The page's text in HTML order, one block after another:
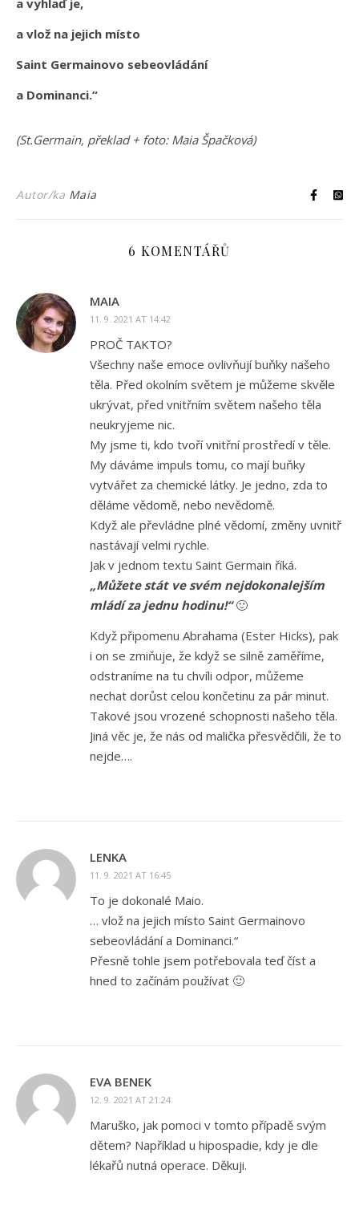
a vyhlaď je,
a vlož na jejich místo
Saint Germainovo sebeovládání
a Dominanci.“
(St.Germain, překlad + foto: Maia Špačková)
Autor/ka Maia
6 KOMENTÁŘŮ
MAIA
11. 9. 2021 AT 14:42
PROČ TAKTO?
Všechny naše emoce ovlivňují buňky našeho
těla. Před okolním světem je můžeme skvěle
ukrývat, před vnitřním světem našeho těla
neukryjeme nic.
My jsme ti, kdo tvoří vnitřní prostředí v těle.
My dáváme impuls tomu, co mají buňky
vytvářet za chemické látky. Je jedno, zda to
děláme vědomě, nebo nevědomě.
Když ale převládne plné vědomí, změny uvnitř
nastávají velmi rychle.
Jak v jednom textu Saint Germain říká.
„Můžete stát ve svém nejdokonalejším
mládí za jednu hodinu!“ 🙂
Když připomenu Abrahama (Ester Hicks), pak
i on se zmiňuje, že když se silně zaměříme,
odstraníme na tu chvíli odpor, můžeme
nechat dorůst celou končetinu za pár minut.
Takové jsou vrozené schopnosti našeho těla.
Jiná věc je, že nás od malička přesvědčili, že to
nejde….
LENKA
11. 9. 2021 AT 16:45
To je dokonalé Maio.
… vlož na jejich místo Saint Germainovo
sebeovládání a Dominanci.“
Přesně tohle jsem potřebovala teď číst a
hned to začínám používat 🙂
EVA BENEK
12. 9. 2021 AT 21:24
Maruško, jak pomoci v tomto případě svým
dětem? Například u hipospadie, kdy je dle
lékařů nutná operace. Děkuji.